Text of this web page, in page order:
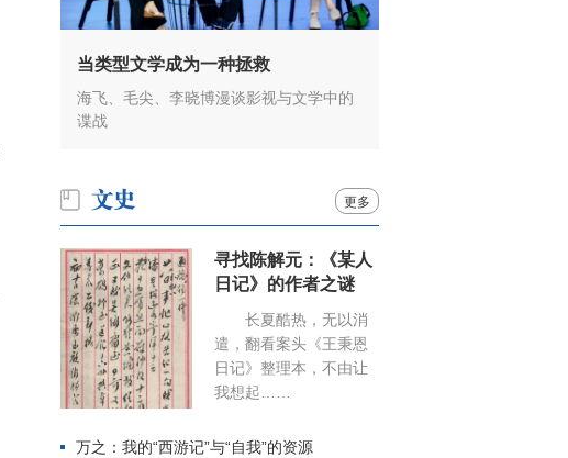
当类型文学成为一种拯救
海飞、毛尖、李晓博漫谈影视与文学中的
谍战
更多
寻找陈解元：《某人
日记》的作者之谜
长夏酷热，无以消
遣，翻看案头《王秉恩
日记》整理本，不由让
我想起……
万之：我的“西游记”与“自我”的资源